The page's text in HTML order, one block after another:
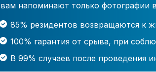
вам напоминают только фотографии
85% резидентов возвращаются к
100% гарантия от срыва, при
В 99% случаев после проведения